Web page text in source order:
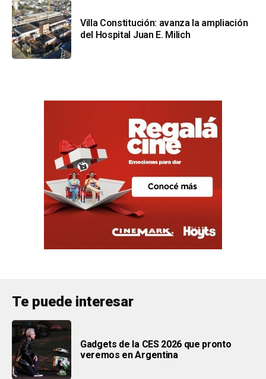
Villa Constitución: avanza la ampliación
del Hospital Juan E. Milich
Te puede interesar
Gadgets de la CES 2026 que pronto
veremos en Argentina